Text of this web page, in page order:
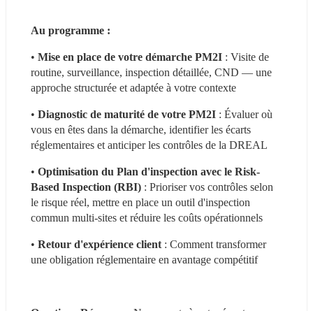
Au programme :
• Mise en place de votre démarche PM2I : Visite de
routine, surveillance, inspection détaillée, CND — une
approche structurée et adaptée à votre contexte
• Diagnostic de maturité de votre PM2I : Évaluer où
vous en êtes dans la démarche, identifier les écarts
réglementaires et anticiper les contrôles de la DREAL
• Optimisation du Plan d'inspection avec le Risk-
Based Inspection (RBI) : Prioriser vos contrôles selon
le risque réel, mettre en place un outil d'inspection
commun multi-sites et réduire les coûts opérationnels
• Retour d'expérience client : Comment transformer
une obligation réglementaire en avantage compétitif